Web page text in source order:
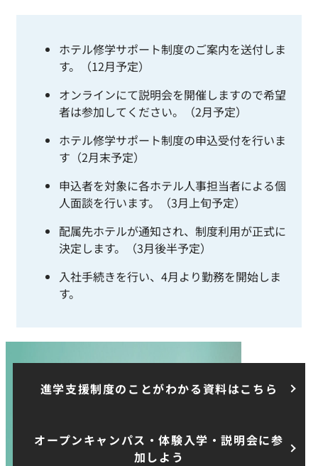
ホテル修学サポート制度のご案内を送付しま
す。（12月予定）
オンラインにて説明会を開催しますので希望
者は参加してください。（2月予定）
ホテル修学サポート制度の申込受付を行いま
す（2月末予定）
申込者を対象に各ホテル人事担当者による個
人面談を行います。（3月上旬予定）
配属先ホテルが通知され、制度利用が正式に
決定します。（3月後半予定）
入社手続きを行い、4月より勤務を開始しま
す。
進学支援制度のことがわかる資料はこちら
オープンキャンパス・体験入学・説明会に参
加しよう